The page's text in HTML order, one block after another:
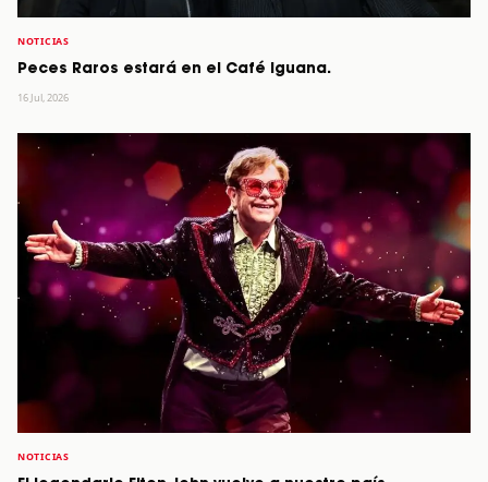
NOTICIAS
Peces Raros estará en el Café Iguana.
16 Jul, 2026
NOTICIAS